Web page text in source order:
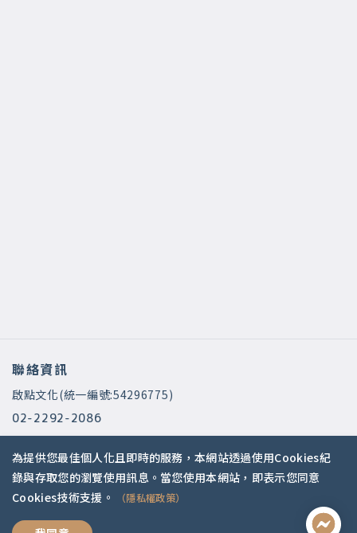
聯絡資訊
啟點文化(統一編號:54296775)
02-2292-2086
service@koob.com.tw
服務時間
週一至週五 10:00-18:00
國定假日公休
為提供您最佳個人化且即時的服務，本網站透過使用Cookies紀
錄與存取您的瀏覽使用訊息。當您使用本網站，即表示您同意
Cookies技術支援。
（隱私權政策）